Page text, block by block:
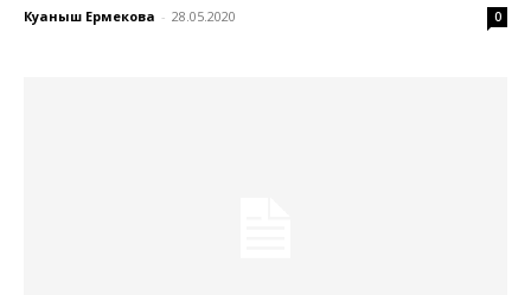
Куаныш Ермекова - 28.05.2020 0